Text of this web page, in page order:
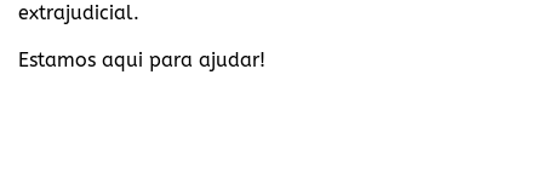
extrajudicial.
Estamos aqui para ajudar!